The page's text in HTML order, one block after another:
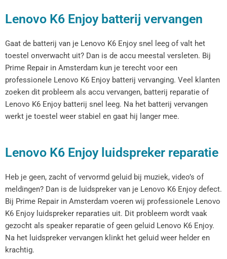
Lenovo K6 Enjoy batterij vervangen
Gaat de batterij van je Lenovo K6 Enjoy snel leeg of valt het
toestel onverwacht uit? Dan is de accu meestal versleten. Bij
Prime Repair in Amsterdam kun je terecht voor een
professionele Lenovo K6 Enjoy batterij vervanging. Veel klanten
zoeken dit probleem als accu vervangen, batterij reparatie of
Lenovo K6 Enjoy batterij snel leeg. Na het batterij vervangen
werkt je toestel weer stabiel en gaat hij langer mee.
Lenovo K6 Enjoy luidspreker reparatie
Heb je geen, zacht of vervormd geluid bij muziek, video’s of
meldingen? Dan is de luidspreker van je Lenovo K6 Enjoy defect.
Bij Prime Repair in Amsterdam voeren wij professionele Lenovo
K6 Enjoy luidspreker reparaties uit. Dit probleem wordt vaak
gezocht als speaker reparatie of geen geluid Lenovo K6 Enjoy.
Na het luidspreker vervangen klinkt het geluid weer helder en
krachtig.